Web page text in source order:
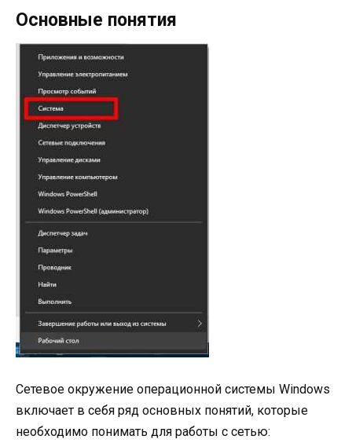
Основные понятия
Сетевое окружение операционной системы Windows
включает в себя ряд основных понятий, которые
необходимо понимать для работы с сетью: